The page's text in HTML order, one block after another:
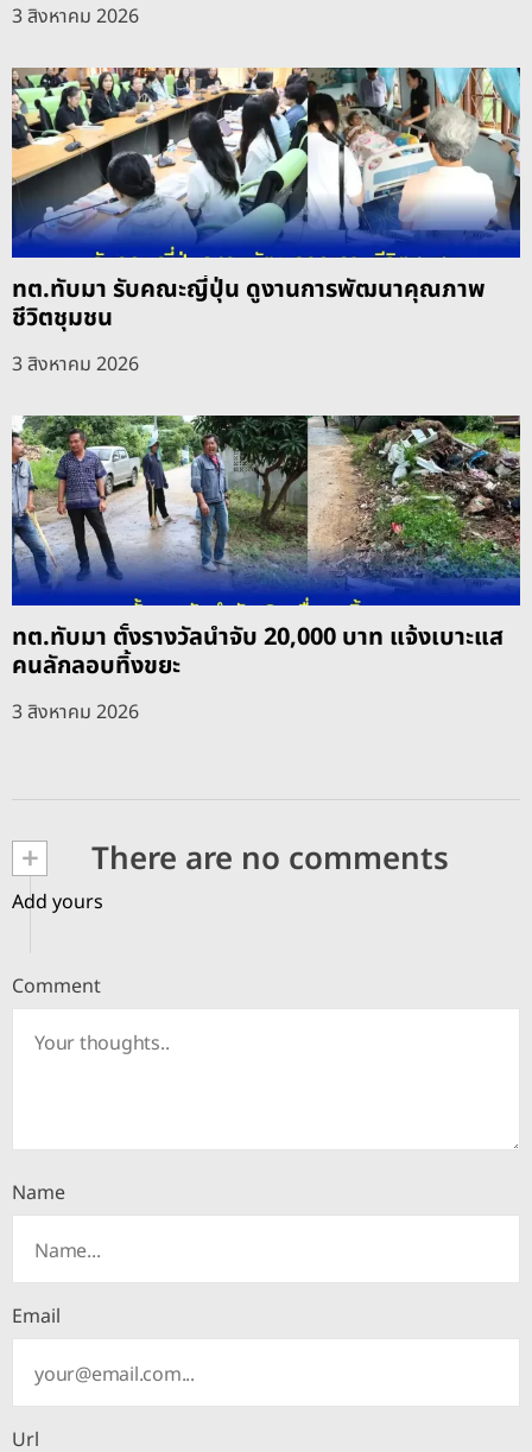
3 สิงหาคม 2026
ทต.ทับมา รับคณะญี่ปุ่น ดูงานการพัฒนาคุณภาพ
ชีวิตชุมชน
3 สิงหาคม 2026
ทต.ทับมา ตั้งรางวัลนำจับ 20,000 บาท แจ้งเบาะแส
คนลักลอบทิ้งขยะ
3 สิงหาคม 2026
+ There are no comments
Add yours
Comment
Name
Email
Url